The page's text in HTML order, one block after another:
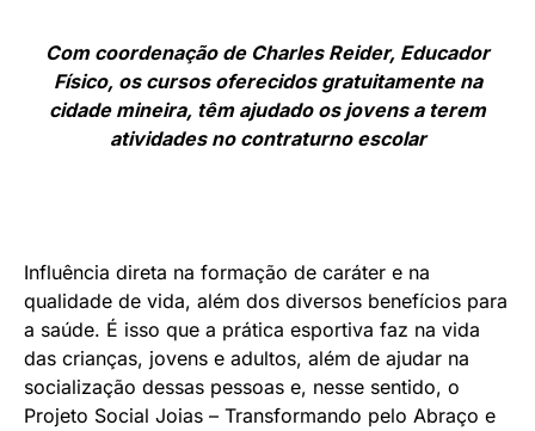
Com coordenação de Charles Reider, Educador
Físico, os cursos oferecidos gratuitamente na
cidade mineira, têm ajudado os jovens a terem
atividades no contraturno escolar
Influência direta na formação de caráter e na
qualidade de vida, além dos diversos benefícios para
a saúde. É isso que a prática esportiva faz na vida
das crianças, jovens e adultos, além de ajudar na
socialização dessas pessoas e, nesse sentido, o
Projeto Social Joias – Transformando pelo Abraço e